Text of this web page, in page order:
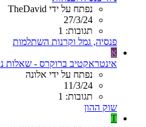
נפתח על ידי TheDavid
27/3/24
תגובות: 1
פנסיה, גמל וקרנות השתלמות
א
אינטראקטיב ברוקרס - שאלות
נפתח על ידי אלונה
11/3/24
תגובות: 1
שוק ההון
T